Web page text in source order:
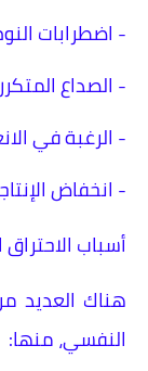
- اضطرابات
- الصداع
- الرغبة في
- انخفاض
أسباب
هناك العديد
النفسي، منها: